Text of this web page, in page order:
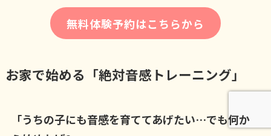
無料体験予約はこちらから
お家で始める「絶対音感トレーニング」
「うちの子にも音感を育ててあげたい…でも何か